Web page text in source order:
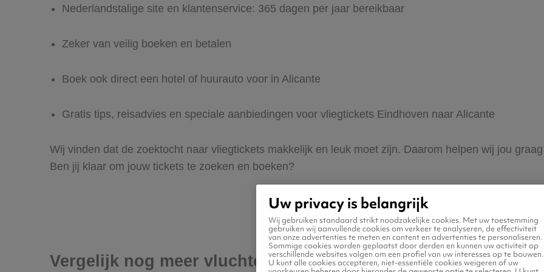
Nederlandstalige site en klantenservice: 365 dagen per jaar bereikbaar
Zeker van veilig boeken en betalen
Boek ook direct een hotel of huurauto voor in Alicante
Gratis tips, reisadvies en speciale aanbiedingen voor vliegtickets Eindhoven naar Alicante
Wij vinden dat de zoektocht naar vliegtickets makkelijk en leuk moet zijn. Daarom helpen wij jou
Ben jij klaar om jouw tickets te zoeken en boeken?
Vergelijk nog meer vluchten naar Alicante
Uw privacy is belangrijk
Wij gebruiken standaard strikt noodzakelijke cookies. Met uw toestemming
gebruiken wij aanvullende cookies om verkeer te analyseren, de effectiviteit
van onze advertenties te meten en content en advertenties te personaliseren.
Sommige cookies worden geplaatst door derden en kunnen uw activiteit op
verschillende websites volgen om een profiel van uw interesses op te bouwen.
U kunt alle cookies accepteren, niet-essentiële cookies weigeren of uw